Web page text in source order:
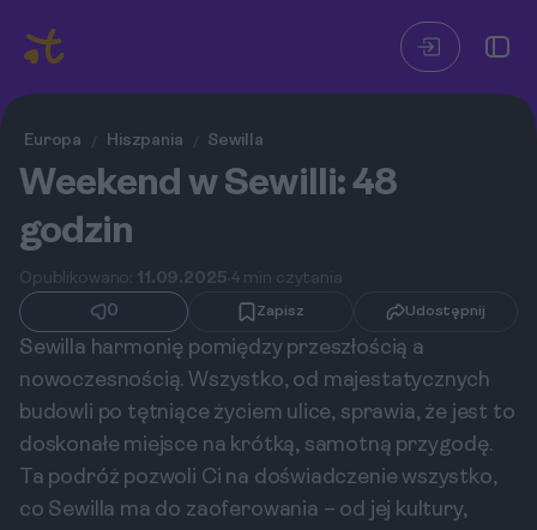
Europa / Hiszpania / Sewilla
Weekend w Sewilli: 48
godzin
Opublikowano: 11.09.2025 4 min czytania
0
Zapisz Udostępnij
Sewilla harmonię pomiędzy przeszłością a
nowoczesnością. Wszystko, od majestatycznych
budowli po tętniące życiem ulice, sprawia, że jest to
doskonałe miejsce na krótką, samotną przygodę.
Ta podróż pozwoli Ci na doświadczenie wszystko,
co Sewilla ma do zaoferowania – od jej kultury,